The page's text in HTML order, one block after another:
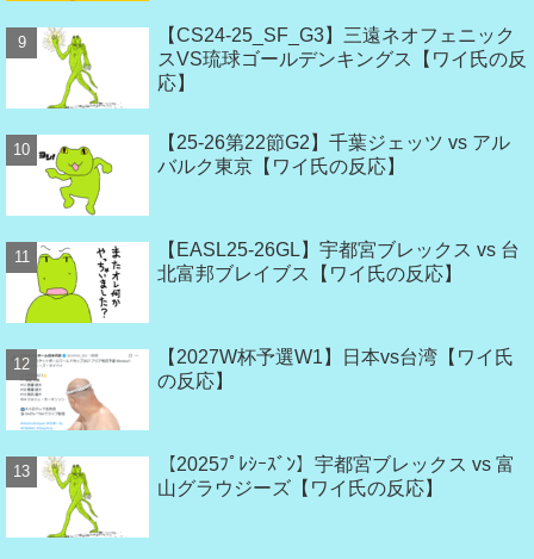
【CS24-25_SF_G3】三遠ネオフェニック
スVS琉球ゴールデンキングス【ワイ氏の反
応】
【25-26第22節G2】千葉ジェッツ vs アル
バルク東京【ワイ氏の反応】
【EASL25-26GL】宇都宮ブレックス vs 台
北富邦ブレイブス【ワイ氏の反応】
【2027W杯予選W1】日本vs台湾【ワイ氏
の反応】
【2025ﾌﾟﾚｼｰｽﾞﾝ】宇都宮ブレックス vs 富
山グラウジーズ【ワイ氏の反応】